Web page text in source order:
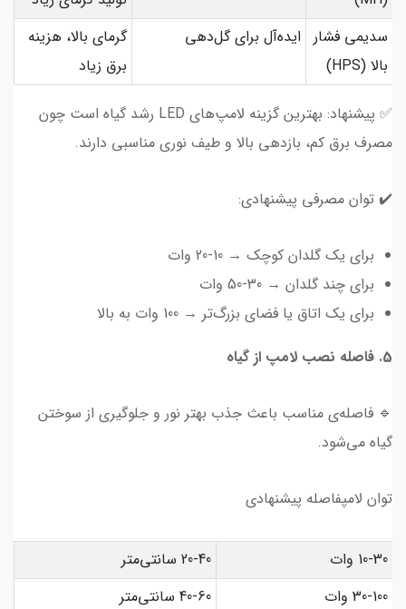
سدیمی فشار
بالا (HPS)
ایده‌آل برای گل‌دهی
گرمای بالا، هزینه
برق زیاد
✅ پیشنهاد: بهترین گزینه لامپ‌های LED رشد گیاه است چون
مصرف برق کم، بازدهی بالا و طیف نوری مناسبی دارند.
✔️ توان مصرفی پیشنهادی:
برای یک گلدان کوچک → 10-20 وات
برای چند گلدان → 30-50 وات
برای یک اتاق یا فضای بزرگ‌تر → 100 وات به بالا
5. فاصله نصب لامپ از گیاه
🔹 فاصله‌ی مناسب باعث جذب بهتر نور و جلوگیری از سوختن
گیاه می‌شود.
توان لامپفاصله پیشنهادی
10-30 وات
20-40 سانتی‌متر
30-100 وات
40-60 سانتی‌متر